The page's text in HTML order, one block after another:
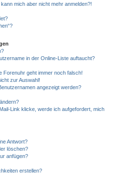
mich aber nicht mehr anmelden?!
in der Online-Liste auftaucht?
Forenuhr geht immer noch falsch!
zur Auswahl!
angezeigt werden?
Link klicke, werde ich aufgefordert, mich
Antwort?
löschen?
anfügen?
erstellen?